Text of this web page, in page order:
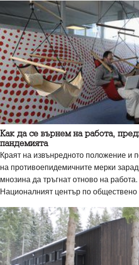
Как да се върнем на работа,
пандемията
Краят на извънредното положение и
на противоепидемичните мерки
мнозина да тръгнат отново на
Националният център по обществено